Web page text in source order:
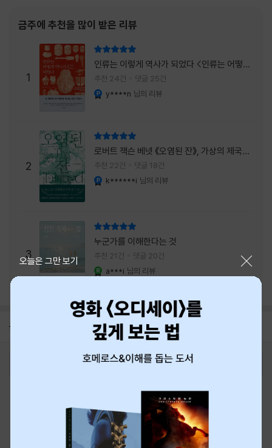
선명하게 그려졌고, 한 편이 끝날 때마다 질문
이 뒤따라왔다. 감출 수 없는 세계는 더 다정할
까 「등껍질」의 세계에서 사람들은 저마다 다른
등껍질을 달고 살아간다. 몸의 일부이면서 한
사람을 표현하는 수단
금주에 추천을 많이 받은 리뷰
1
인류는 이렇게 역사가 되었다 <인류는 어떻게
역사가 되었나>
추천 24건 댓글 25건
y****n 님의 리뷰
2
로버트 잭슨 베넷 《오염된 잔》, 가상의 제국이
주는 실감과 미스터리 사건의 치밀함이 이루어
내는 최상의 시너지...
추천 22건 댓글 18건
k******i 님의 리뷰
3
누군가를 이해한다는 것
추천 21건 댓글 20건
a***i 님의 리뷰
공지 8월 신용카드 무이자할부 안내
오늘은 그만 보기
최근 본 상품
티켓 1544-6399
중고샵 1566-4295
eBook 1:1문의/채팅상담
예스이십사(주) 사업자 정보
이용약관
개인정보처리방침
청소년보호정책